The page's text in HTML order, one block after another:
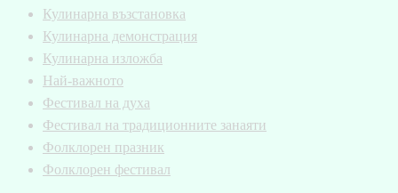
Кулинарна възстановка
Кулинарна демонстрация
Кулинарна изложба
Най-важното
Фестивал на духа
Фестивал на традиционните занаяти
Фолклорен празник
Фолклорен фестивал